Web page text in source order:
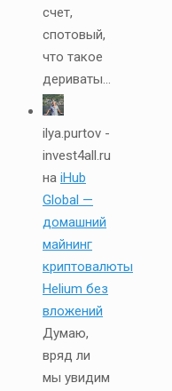
счет,
спотовый,
что такое
дериваты...
ilya.purtov -
invest4all.ru
на iHub
Global —
домашний
майнинг
криптовалюты
Helium без
вложений
Думаю,
вряд ли
мы увидим